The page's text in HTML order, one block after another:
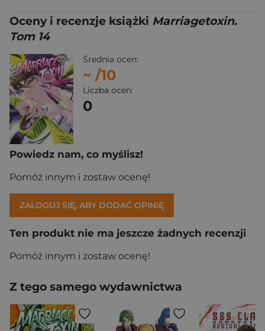
Oceny i recenzje książki Marriagetoxin.
Tom 14
Średnia ocen:
~ /10
Liczba ocen:
0
Powiedz nam, co myślisz!
Pomóż innym i zostaw ocenę!
ZALOGUJ SIĘ, ABY DODAĆ OPINIĘ
Ten produkt nie ma jeszcze żadnych recenzji
Pomóż innym i zostaw ocenę!
Z tego samego wydawnictwa